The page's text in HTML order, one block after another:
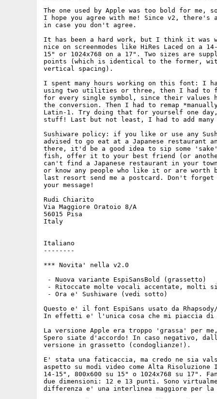
The one used by Apple was too bold for me,
I hope you agree with me! Since v2, there's
in case you don't agree.
It has been a hard work, but I think it
nice on screenmodes like HiRes Laced on a
15" or 1024x768 on a 17". Two sizes are
points (which is identical to the former,
vertical spacing).
I spent many hours working on this font: I
using two utilities or three, then I had to
for every single symbol, since their values
the conversion. Then I had to remap
Latin-1. Try doing that for yourself one
stuff! Last but not least, I had to add many
Sushiware policy: if you like or use any
advised to go eat at a Japanese restaurant
there, it'd be a good idea to sip some
fish, offer it to your best friend (or
can't find a Japanese restaurant in your
or know any people who like it or are
last resort send me a postcard. Don't
your message!
Rudi Chiarito
Via Maggiore Oratoio 8/A
56015 Pisa
Italy
Italiano
--------
*** Novita' nella v2.0
- Nuova variante EspiSansBold (grassetto)
- Ritoccate molte vocali accentate, molti
- Ora e' Sushiware (vedi sotto)
Questo e' il font EspiSans usato da Rhapsody/
In effetti e' l'unica cosa che mi piaccia di
La versione Apple era troppo 'grassa' per
Spero siate d'accordo! In caso negativo,
versione in grassetto (condoglianze!).
E' stata una faticaccia, ma credo ne sia
aspetto su modi video come Alta
14-15", 800x600 su 15" o 1024x768 su 17".
due dimensioni: 12 e 13 punti. Sono
differenza e' una interlinea maggiore per la